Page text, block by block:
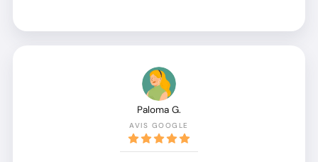
Paloma G.
AVIS GOOGLE